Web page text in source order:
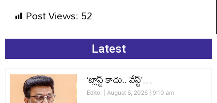
Post Views:52
Latest
‘బ్లాస్ట్ కాదు.. వేస్ట్’…
Editor August 6, 2026 9:10 am